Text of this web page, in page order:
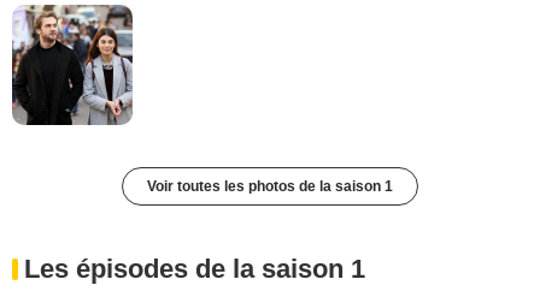
Voir toutes les photos de la saison 1
Les épisodes de la saison 1